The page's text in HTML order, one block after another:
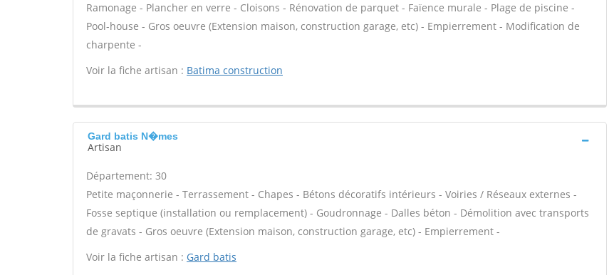
Ramonage - Plancher en verre - Cloisons - Rénovation de parquet - Faïence murale - Plage de piscine -
Pool-house - Gros oeuvre (Extension maison, construction garage, etc) - Empierrement - Modification de
charpente -
Voir la fiche artisan : Batima construction
Gard batis N�mes
Artisan
Département: 30
Petite maçonnerie - Terrassement - Chapes - Bétons décoratifs intérieurs - Voiries / Réseaux externes -
Fosse septique (installation ou remplacement) - Goudronnage - Dalles béton - Démolition avec transports
de gravats - Gros oeuvre (Extension maison, construction garage, etc) - Empierrement -
Voir la fiche artisan : Gard batis